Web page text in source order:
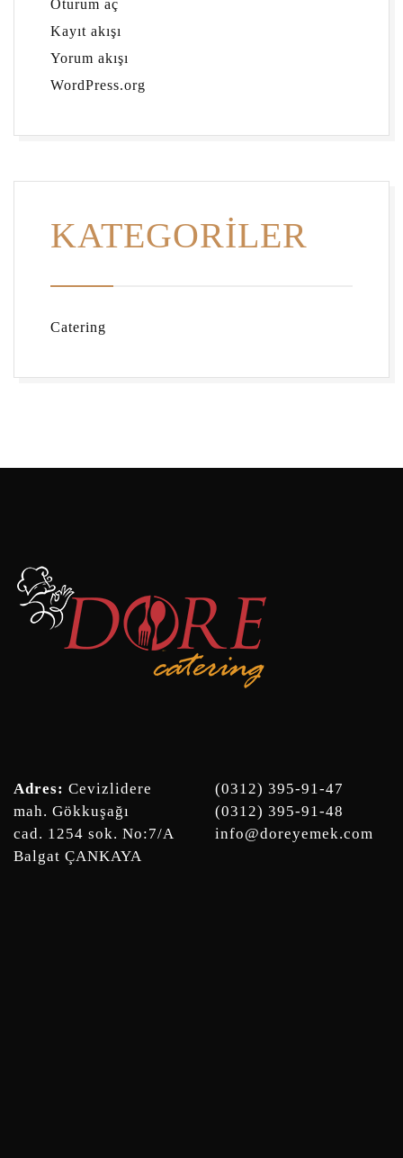
Oturum aç
Kayıt akışı
Yorum akışı
WordPress.org
KATEGORILER
Catering
Adres: Cevizlidere
mah. Gökkuşağı
cad. 1254 sok. No:7/A
Balgat ÇANKAYA
(0312) 395-91-47
(0312) 395-91-48
info@doreyemek.com